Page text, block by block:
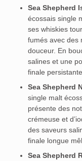
Sea Shepherd
écossais single
ses whiskies
fumés avec des
douceur. En
salines et une
finale
Sea Shepherd
single malt
présente des
crémeuse et
des saveurs
finale longue
Sea Shepherd